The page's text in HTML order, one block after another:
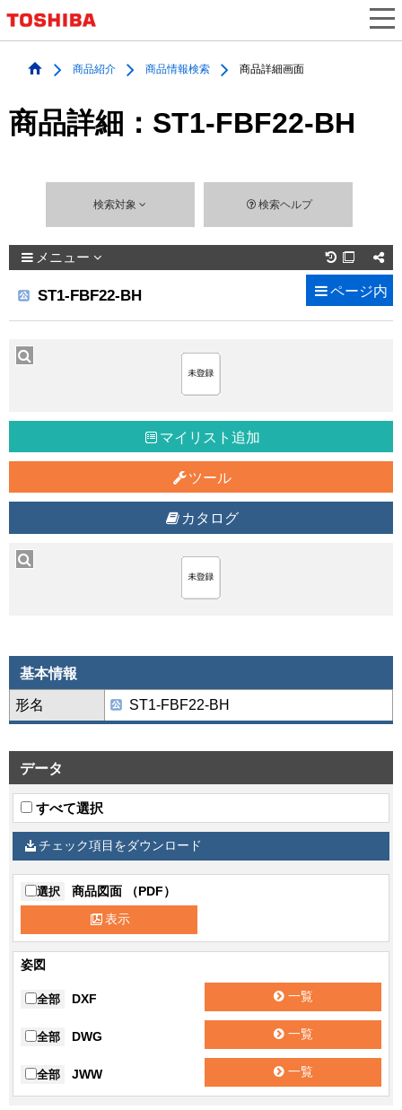
商品紹介 商品情報検索 商品詳細画面
商品詳細：ST1-FBF22-BH
検索対象 検索ヘルプ
メニュー 
ST1-FBF22-BH ページ内
マイリスト追加
ツール
カタログ
基本情報
形名 ST1-FBF22-BH
データ
すべて選択
チェック項目をダウンロード
選択 商品図面 （PDF）
表示
姿図
全部 DXF 一覧
全部 DWG 一覧
全部 JWW 一覧